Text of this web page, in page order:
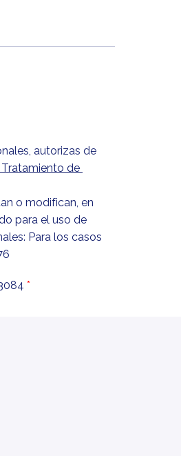
autorizas de
de
o modifican, en
para el uso de
Para los casos